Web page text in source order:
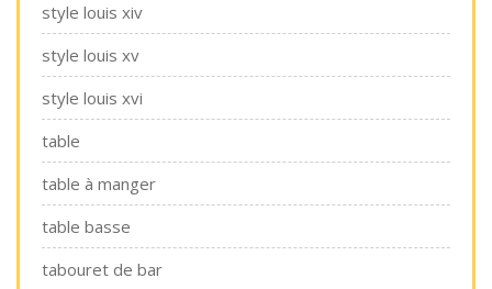
style louis xiv
style louis xv
style louis xvi
table
table à manger
table basse
tabouret de bar